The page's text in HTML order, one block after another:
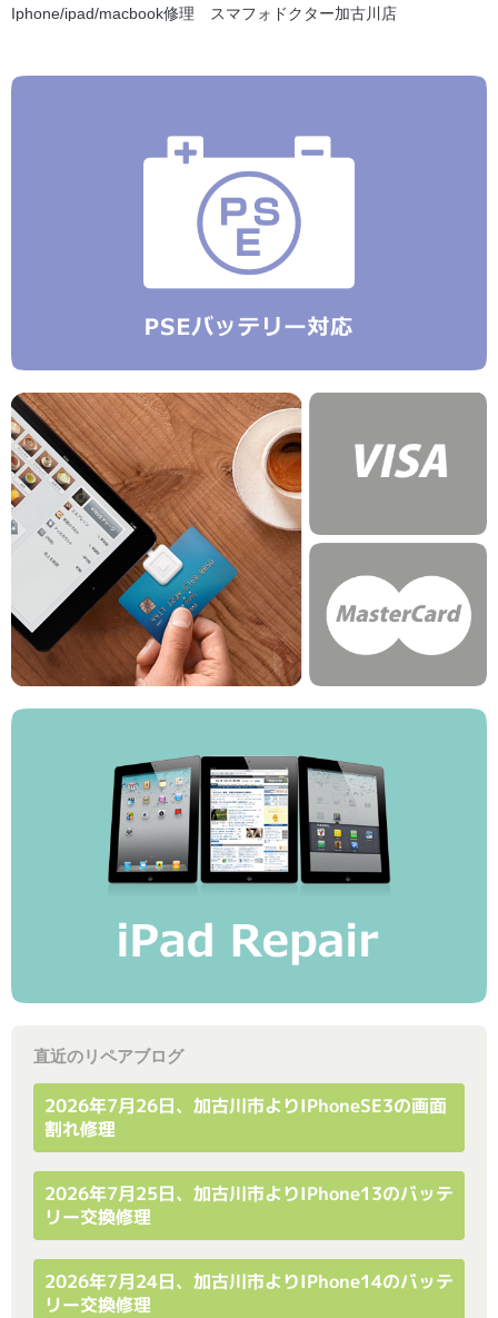
Iphone/ipad/macbook修理 スマフォドクター加古川店
直近のリペアブログ
2026年7月26日、加古川市よりiPhoneSE3の画面
割れ修理
2026年7月25日、加古川市よりiPhone13のバッテ
リー交換修理
2026年7月24日、加古川市よりiPhone14のバッテ
リー交換修理